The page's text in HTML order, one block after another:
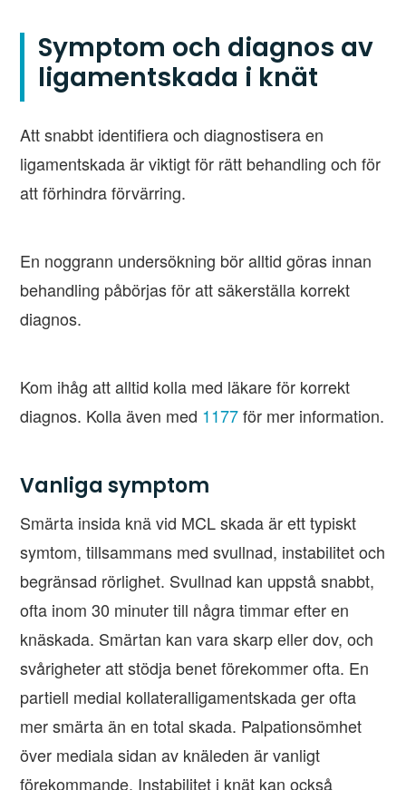
Symptom och diagnos av
ligamentskada i knät
Att snabbt identifiera och diagnostisera en
ligamentskada är viktigt för rätt behandling och för
att förhindra förvärring.
En noggrann undersökning bör alltid göras innan
behandling påbörjas för att säkerställa korrekt
diagnos.
Kom ihåg att alltid kolla med läkare för korrekt
diagnos. Kolla även med 1177för mer information.
Vanliga symptom
Smärta insida knä vid MCL skada är ett typiskt
symtom, tillsammans med svullnad, instabilitet och
begränsad rörlighet. Svullnad kan uppstå snabbt,
ofta inom 30 minuter till några timmar efter en
knäskada. Smärtan kan vara skarp eller dov, och
svårigheter att stödja benet förekommer ofta. En
partiell medial kollateralligamentskada ger ofta
mer smärta än en total skada. Palpationsömhet
över mediala sidan av knäleden är vanligt
förekommande. Instabilitet i knät kan också